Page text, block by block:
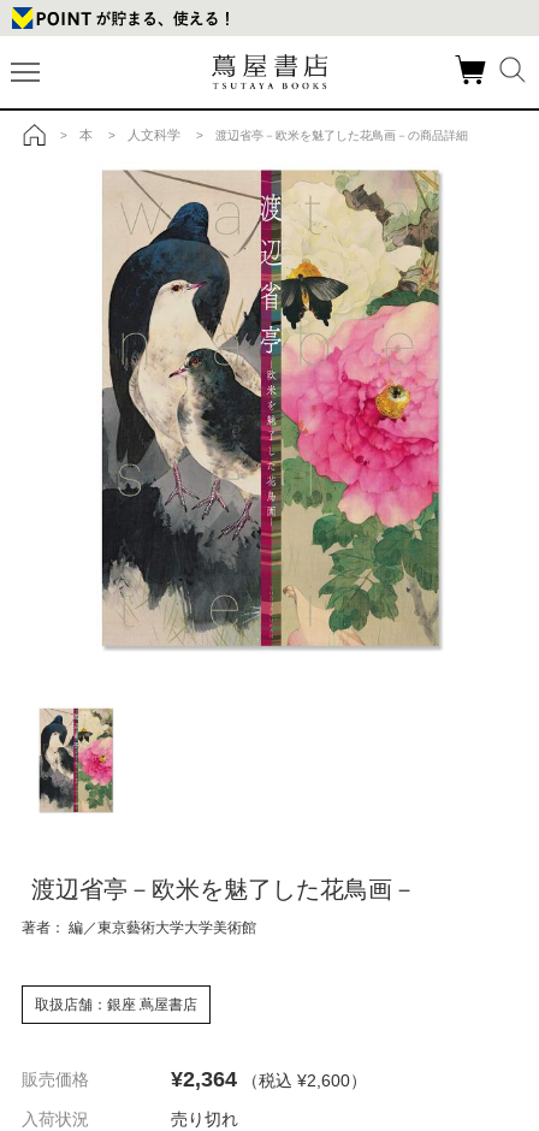
> 本 > 人文科学 > 渡辺省亭－欧米を魅了した花鳥画－の商品詳細
渡辺省亭－欧米を魅了した花鳥画－
著者： 編／東京藝術大学大学美術館
取扱店舗：銀座 蔦屋書店
販売価格 ¥2,364 （税込 ¥2,600）
入荷状況
売り切れ